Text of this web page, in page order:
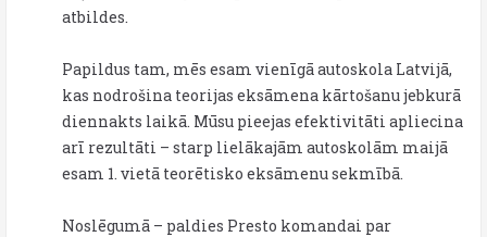
atbildes.
Papildus tam, mēs esam vienīgā autoskola Latvijā,
kas nodrošina teorijas eksāmena kārtošanu jebkurā
diennakts laikā. Mūsu pieejas efektivitāti apliecina
arī rezultāti – starp lielākajām autoskolām maijā
esam 1. vietā teorētisko eksāmenu sekmībā.
Noslēgumā – paldies Presto komandai par